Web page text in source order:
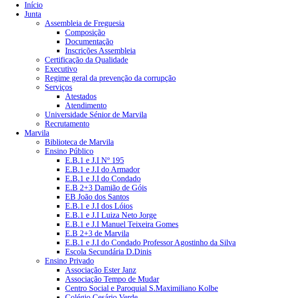
Início
Junta
Assembleia de Freguesia
Composição
Documentação
Inscrições Assembleia
Certificação da Qualidade
Executivo
Regime geral da prevenção da corrupção
Serviços
Atestados
Atendimento
Universidade Sénior de Marvila
Recrutamento
Marvila
Biblioteca de Marvila
Ensino Público
E.B.1 e J.I Nº 195
E.B.1 e J.I do Armador
E.B.1 e J.I do Condado
E.B 2+3 Damião de Góis
EB João dos Santos
E.B.1 e J.I dos Lóios
E.B.1 e J.I Luiza Neto Jorge
E.B.1 e J.I Manuel Teixeira Gomes
E.B 2+3 de Marvila
E.B.1 e J.I do Condado Professor Agostinho da Silva
Escola Secundária D.Dinis
Ensino Privado
Associação Ester Janz
Associação Tempo de Mudar
Centro Social e Paroquial S.Maximiliano Kolbe